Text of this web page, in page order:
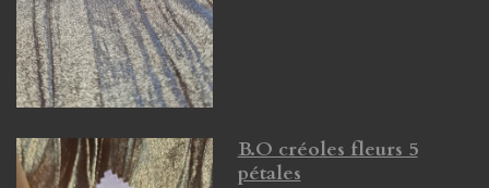
B.O créoles fleurs 5
pétales